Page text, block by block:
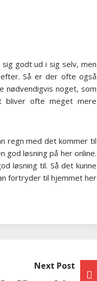
godt ud i sig selv, men
Så er der ofte også
nødvendigvis noget, som
bliver ofte meget mere
regn med det kommer til
løsning på her online.
løsning til. Så det kunne
fortryder til hjemmet her
Next Post